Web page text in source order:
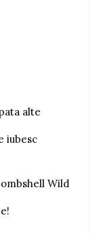
alte
iubesc
Wild